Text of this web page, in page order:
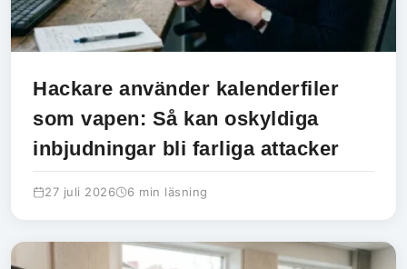
Hackare använder kalenderfiler
som vapen: Så kan oskyldiga
inbjudningar bli farliga attacker
27 juli 2026 6 min läsning